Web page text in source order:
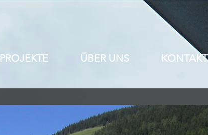
PROJEKTE ÜBER UNS KONTAKT